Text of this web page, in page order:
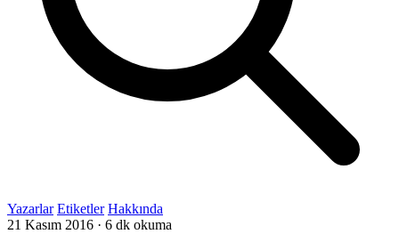
Yazarlar Etiketler Hakkında
21 Kasım 2016 · 6 dk okuma